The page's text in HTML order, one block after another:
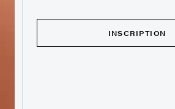
INSCRIPTION